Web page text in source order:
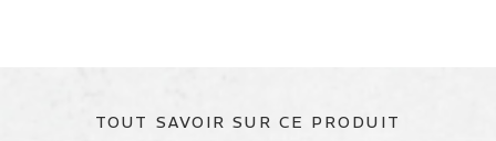
TOUT SAVOIR SUR CE PRODUIT